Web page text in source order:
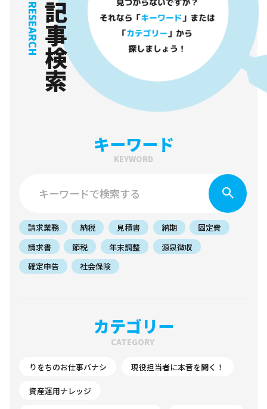
記事検索
RESEARCH
キーワード
KEYWORD
請求業務 納税 見積書 納期
固定費
請求書
節税 年末調整
源泉徴収
確定申告
社会保険
カテゴリー
CATEGORY
りをちのお仕事バナシ 現役担当者に本音を聞く！
資産運用ナレッジ